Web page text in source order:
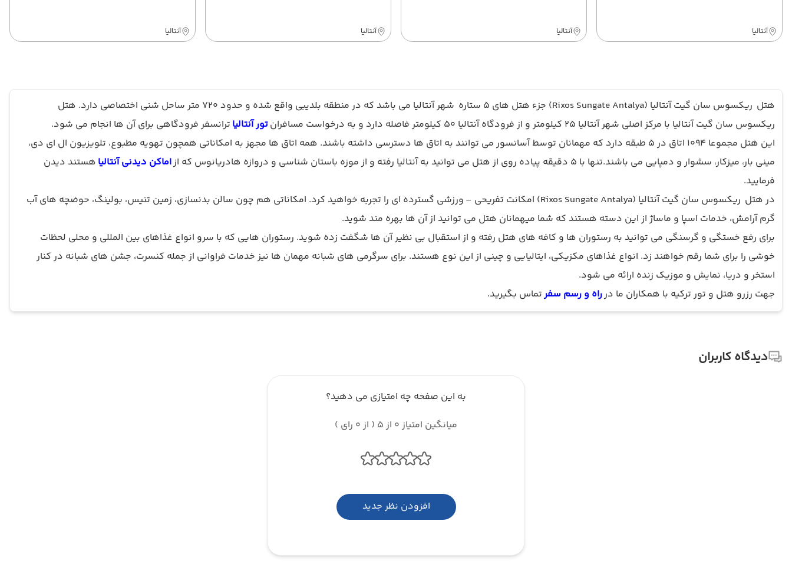
آنتالیا آنتالیا آنتالیا آنتالیا
هتل ریکسوس سان گیت آنتالیا (Rixos Sungate Antalya) جزء هتل های 5 ستاره شهر آنتالیا می باشد که در منطقه بلدیبی واقع شده و حدود 720 متر ساحل شنی اختصاصی دارد. هتل
ریکسوس سان گیت آنتالیا با مرکز اصلی شهر آنتالیا 25 کیلومتر و از فرودگاه آنتالیا 50 کیلومتر فاصله دارد و به درخواست مسافران
تور آنتالیا ترانسفر فرودگاهی برای آن ها انجام می شود.
این هتل مجموعا 1094 اتاق در 5 طبقه دارد که مهمانان توسط آسانسور می توانند به اتاق ها دسترسی داشته باشند. همه اتاق ها مجهز به امکاناتی همچون تهویه مطبوع، تلویزیون ال ای دی،
مینی بار، میزکار، سشوار و دمپایی می باشند.تنها با 5 دقیقه پیاده روی از هتل می توانید به آنتالیا رفته و از موزه باستان شناسی و دروازه هادریانوس که از
اماکن دیدنی آنتالیا هستند دیدن
فرمایید.
در هتل ریکسوس سان گیت آنتالیا (Rixos Sungate Antalya) امکانت تفریحی – ورزشی گسترده ای را تجربه خواهید کرد. امکاناتی هم چون سالن بدنسازی، زمین تنیس، بولینگ، حوضچه های آب
گرم آرامش، خدمات اسپا و ماساژ از این دسته هستند که شما میهمانان هتل می توانید از آن ها بهره مند شوید.
برای رفع خستگی و گرسنگی می توانید به رستوران ها و کافه های هتل رفته و از استقبال بی نظیر آن ها شگفت زده شوید. رستوران هایی که با سرو انواع غذاهای بین المللی و محلی لحظات
خوشی را برای شما رقم خواهند زد. انواع غذاهای مکزیکی، ایتالیایی و چینی از این نوع هستند. برای سرگرمی های شبانه مهمان ها نیز خدمات فراوانی از جمله کنسرت، جشن های شبانه در کنار
استخر و دریا، نمایش و موزیک زنده ارائه می شود.
جهت رزرو هتل و تور ترکیه با همکاران ما درراه و رسم سفرتماس بگیرید.
دیدگاه کاربران
به این صفحه چه امتیازی می دهید؟
میانگین امتیاز 0 از 5 ( از 0 رای )
افزودن نظر جدید